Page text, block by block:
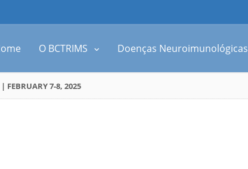
O BCTRIMS Doenças Neuroimunológicas
FEBRUARY 7-8, 2025